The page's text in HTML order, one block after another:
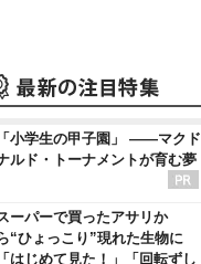
「小学生の甲子園」 ――マクド
ルド・トーナメントが育む夢
ーパーで買ったアサリか
“ひょっこり”現れた生物に
「はじめて見た！」「回転ずし